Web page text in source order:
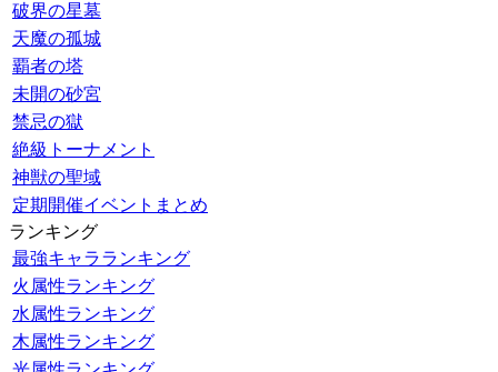
破界の星墓
天魔の孤城
覇者の塔
未開の砂宮
禁忌の獄
絶級トーナメント
神獣の聖域
定期開催イベントまとめ
ランキング
最強キャラランキング
火属性ランキング
水属性ランキング
木属性ランキング